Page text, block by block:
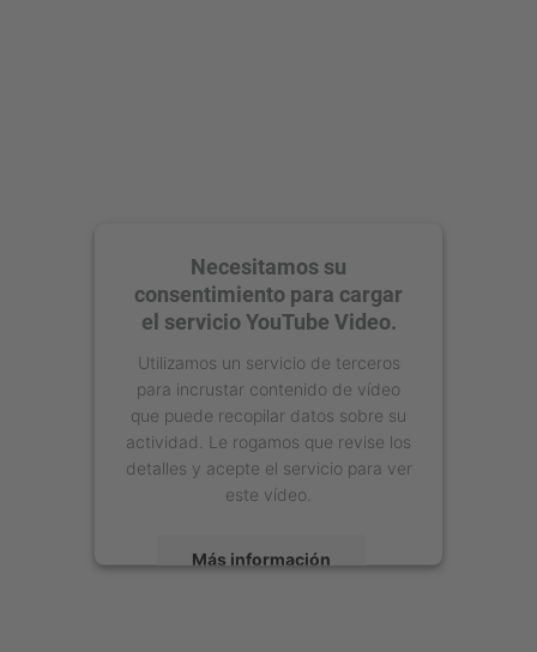
Necesitamos su
consentimiento para cargar
el servicio YouTube Video.
Utilizamos un servicio de terceros
para incrustar contenido de vídeo
que puede recopilar datos sobre su
actividad. Le rogamos que revise los
detalles y acepte el servicio para ver
este vídeo.
Más información